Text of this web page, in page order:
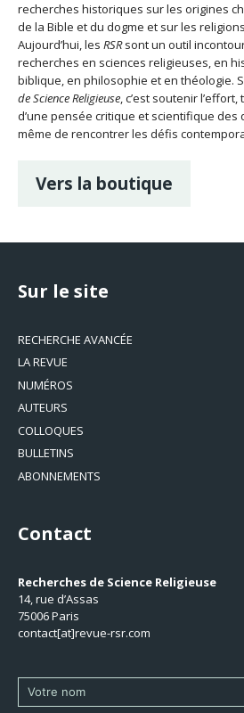
recherches historiques sur les origines
de la Bible et du dogme et sur les
Aujourd’hui, les RSRsont un outil
recherches en sciences religieuses, en
biblique, en philosophie et en théologie.
de Science Religieuse, c’est soutenir
d’une pensée critique et scientifique
même de rencontrer les défis
Vers la boutique
Sur le site
RECHERCHE AVANCÉE
LA REVUE
NUMÉROS
AUTEURS
COLLOQUES
BULLETINS
ABONNEMENTS
Contact
Recherches de Science Religieuse
14, rue d’Assas
75006 Paris
contact[at]revue-rsr.com